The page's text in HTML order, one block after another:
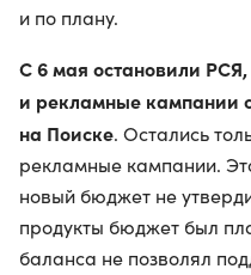
и по плану.
С 6 мая остановили
и рекламные кампании
на Поиске. Остались
рекламные кампании.
новый бюджет не
продукты бюджет был
баланса не позволял